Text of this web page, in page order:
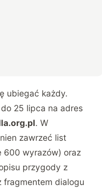
ubiegać każdy.
do 25 lipca na adres
. W
zawrzeć list
600 wyrazów) oraz
przygody z
fragmentem dialogu